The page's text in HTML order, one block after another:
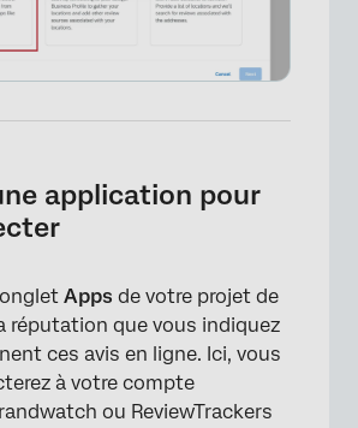
application pour
Apps de votre projet de
réputation que vous indiquez
ces avis en ligne. Ici, vous
à votre compte
ou ReviewTrackers